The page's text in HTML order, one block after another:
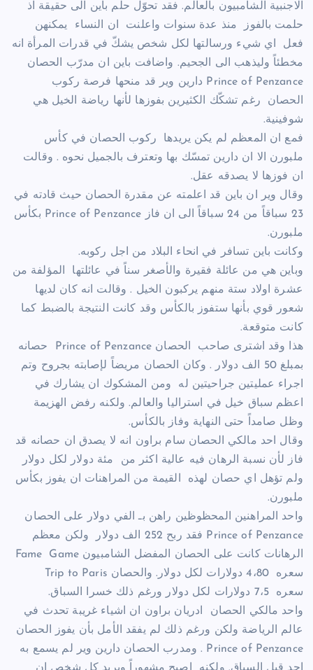
الاجنبية الشامبيون بالعالم. فقد تحوّل حلم باين الى حقيقة اذ
حلمت بالفوز منذ عدة سنوات واعلنت ان النساء يمكنهن
فعل اي شيء ورسالتها لكل شخص يشكّ في قدرات المرأة انه
مخطئاً وليذهب الى الجحيم. واضافت باين ان مدرّب الحصان
Prince of Penzance دارين وير قد منحها فرصة ركوب
الحصان رغم تشكّك الكثيرين بفوزها لأنها رياضة الخيل هي
شوفينية.
فمع ان المعظم لم يكن يريدها ركوب الحصان في كأس
ملبورن الا ان دارين تمسّك بها وتعترف بالجميل نحوه . وقالت
ان فوزها لا يصدقه عقل.
وقال وير ان باين قد اعلمته عن مقدرة الحصان حيث قادته في
23 سباقاً من 24 سباقاً الى ان فاز Prince of Penzance بكأس
ملبورن.
وكانت باين تسافر في انحاء البلاد من اجل ركوبه.
وباين هي من عائلة فقيرة والأصغر سناً في عائلتها المؤلفة من
عشرة اولاد ستة منهم يركبون الخيل . وقالت انه كان لديها
شعور قوي بأنها ستفوز بالكأس وقد كانت النتيجة بالضبط كما
كانت متوقعة.
هذا وقد اشترى صاحب الحصان Prince of Penzance حصانه
بمبلغ 50 الف دولار . وكان الحصان مريضاً لإصابته بجروح وتم
اجراء عمليتين جراحيتين له ومن المشكوك ان يشارك في
اعظم سباق خيل في استراليا والعالم. ولكنه رفض الهزيمة
وظل صامداً حتى النهاية وفاز بالكأس.
وقال احد مالكي الحصان سام براون انه لا يصدق ان حصانه قد
فاز لأن نسبة الرهان فيه عالية اكثر من مئة دولار لكل دولار
ولم تؤهل اي حصان لهذه القيمة من المراهنات ان يفوز بكأس
ملبورن.
واحد المراهنين المحظوظين راهن بـ الفي دولار على الحصان
Prince of Penzance فقد ربح 252 الف دولار ولكن معظم
الرهانات كانت على الحصان المفضل الشامبيون Fame Game
سعره 7،5 دولارات لكل دولار ورغم ذلك خسرا السباق.
واحد مالكي الحصان ادريان براون ان اشياء غريبة تحدث في
عالم الرياضة ولكن ورغم ذلك لم يفقد الأمل بأن يفوز الحصان
Prince of Penzance . ومدرب الحصان دارين وير لم يسمع به